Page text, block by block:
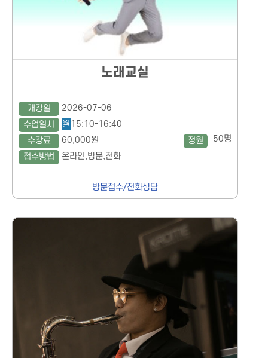
방문접수/전화상담
노래교실
개강일
2026-07-06
수업일시
월 15:10-16:40
수강료
60,000원 정원
50명
접수방법
온라인,방문,전화